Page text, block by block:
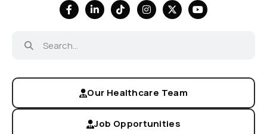
Our Healthcare Team
Job Opportunities